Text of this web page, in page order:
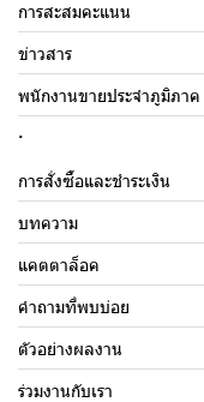
การสะสมคะแนน
ข่าวสาร
พนักงานขายประจำภูมิภาค
.
การสั่งซื้อและชำระเงิน
บทความ
แคตตาล็อค
คำถามที่พบบ่อย
ตัวอย่างผลงาน
ร่วมงานกับเรา